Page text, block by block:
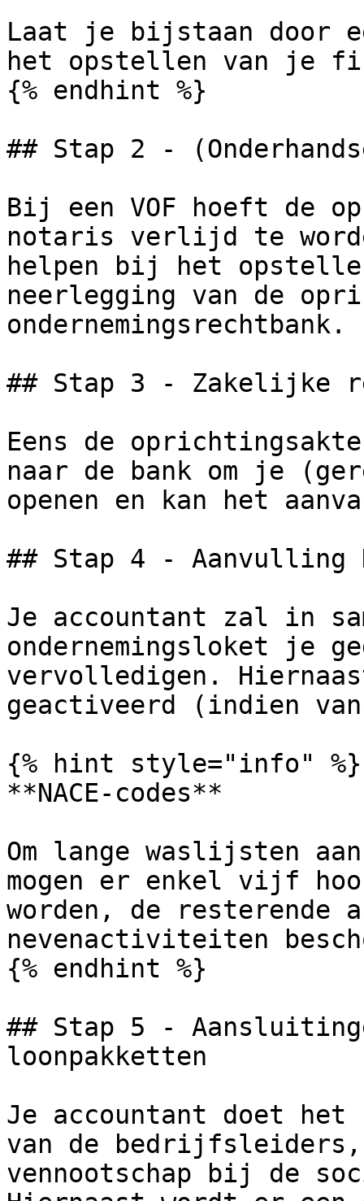
Laat je bijstaan door
het opstellen van je
{% endhint %}
## Stap 2 -
Bij een VOF hoeft de
notaris verlijd te
helpen bij het
neerlegging van de
ondernemingsrechtbank.
## Stap 3 - Zakelijke
Eens de
naar de bank om je
openen en kan het
## Stap 4 - Aanvulling
Je accountant zal in
ondernemingsloket je
vervolledigen.
geactiveerd (indien
{% hint style="info" %}
**NACE-codes**
Om lange waslijsten
mogen er enkel vijf
worden, de
nevenactiviteiten
{% endhint %}
## Stap 5 -
loonpakketten
Je accountant doet
van de bedrijfsleiders,
vennootschap bij de